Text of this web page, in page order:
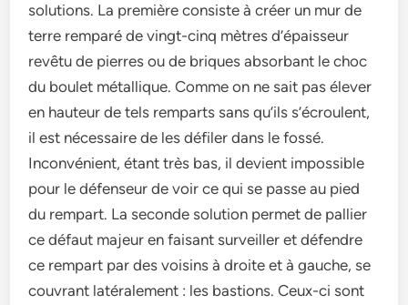
solutions. La première consiste à créer un mur de
terre remparé de vingt-cinq mètres d’épaisseur
revêtu de pierres ou de briques absorbant le choc
du boulet métallique. Comme on ne sait pas élever
en hauteur de tels remparts sans qu’ils s’écroulent,
il est nécessaire de les défiler dans le fossé.
Inconvénient, étant très bas, il devient impossible
pour le défenseur de voir ce qui se passe au pied
du rempart. La seconde solution permet de pallier
ce défaut majeur en faisant surveiller et défendre
ce rempart par des voisins à droite et à gauche, se
couvrant latéralement : les bastions. Ceux-ci sont